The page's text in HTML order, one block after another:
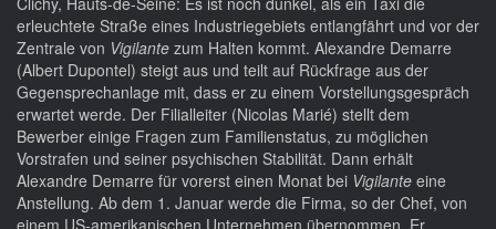
erleuchtete Straße eines Industriegebiets entlangfährt und vor der
Zentrale von Vigilante zum Halten kommt. Alexandre Demarre
(Albert Dupontel) steigt aus und teilt auf Rückfrage aus der
Gegensprechanlage mit, dass er zu einem Vorstellungsgespräch
erwartet werde. Der Filialleiter (Nicolas Marié) stellt dem
Bewerber einige Fragen zum Familienstatus, zu möglichen
Vorstrafen und seiner psychischen Stabilität. Dann erhält
Alexandre Demarre für vorerst einen Monat bei Vigilante eine
Anstellung. Ab dem 1. Januar werde die Firma, so der Chef, von